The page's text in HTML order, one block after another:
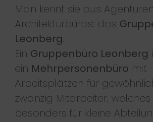
Man kennt sie aus
Architekturbüros: das
Leonberg.
Ein Gruppenbüro Leonberg
ein Mehrpersonenbüro mit
Arbeitsplätzen für
zwanzig Mitarbeiter, welches
besonders für kleine